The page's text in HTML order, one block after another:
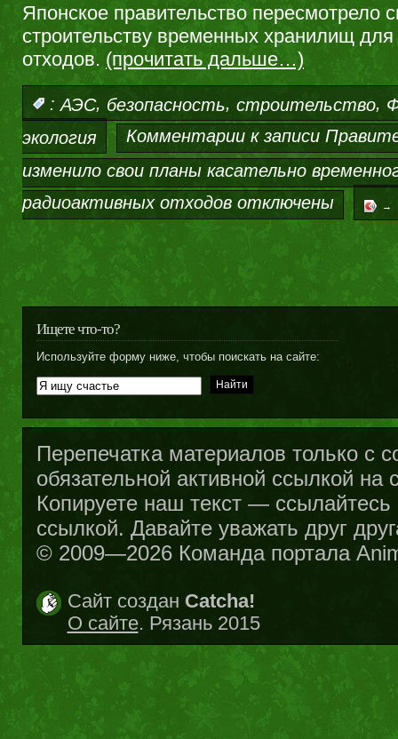
Японское правительство пересмотрело
строительству временных хранилищ
отходов. (прочитать дальше…)
: АЭС, безопасность, строительство,
экология
Комментарии к записи
изменило свои планы касательно
радиоактивных отходов отключены →
Ищете что-то?
Используйте форму ниже, чтобы поискать на сайте:
Перепечатка материалов только с
обязательной активной ссылкой на
Копируете наш текст —
ссылкой. Давайте уважать друг
© 2009—2026 Команда портала
Сайт создан Catcha!
О сайте. Рязань 2015